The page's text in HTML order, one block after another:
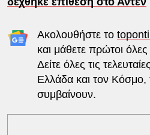
Ακολουθήστε το
και μάθετε πρώτοι όλες
Δείτε όλες τις τελευταίες
Ελλάδα και τον Κόσμο,
συμβαίνουν.